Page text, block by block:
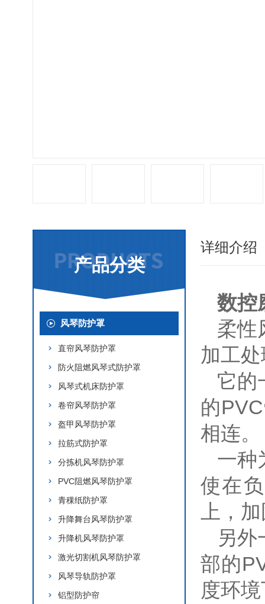
产品分类
风琴防护罩
直帘风琴防护罩
防火阻燃风琴式防护罩
风琴式机床防护罩
卷帘风琴防护罩
盔甲风琴防护罩
拉筋式防护罩
分拣机风琴防护罩
PVC阻燃风琴防护罩
青稞纸防护罩
升降舞台风琴防护罩
升降机风琴防护罩
激光切割机风琴防护罩
风琴导轨防护罩
铝型防护帘
详细介绍
数控
柔性
加工
它的
的
相连。
一种
使在
上，
另
部的
度环